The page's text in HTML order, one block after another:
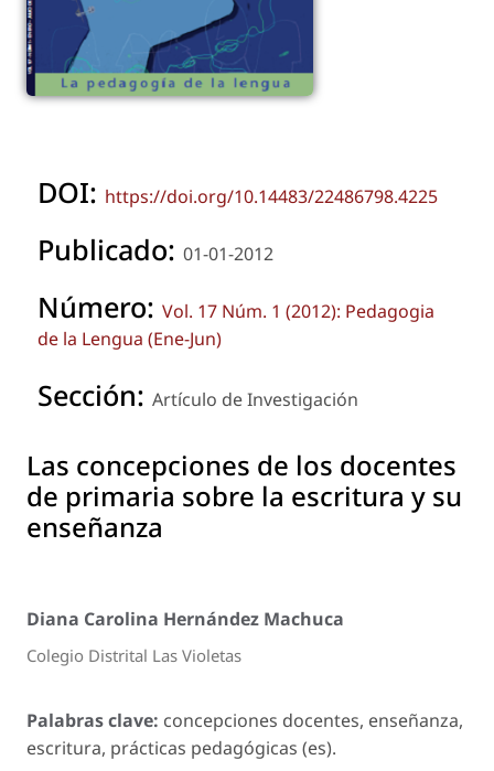
DOI: https://doi.org/10.14483/22486798.4225
Publicado: 01-01-2012
Número: Vol. 17 Núm. 1 (2012): Pedagogia
de la Lengua (Ene-Jun)
Sección: Artículo de Investigación
Las concepciones de los docentes
de primaria sobre la escritura y su
enseñanza
Diana Carolina Hernández Machuca
Colegio Distrital Las Violetas
Palabras clave: concepciones docentes, enseñanza,
escritura, prácticas pedagógicas (es).